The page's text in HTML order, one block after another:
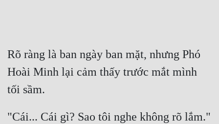
Cạnh Kỹ
Du Hí
Rõ ràng là ban ngày ban mặt, nhưng Phó
Hoài Minh lại cảm thấy trước mắt mình
"Cái... Cái gì? Sao tôi nghe không rõ lắm."